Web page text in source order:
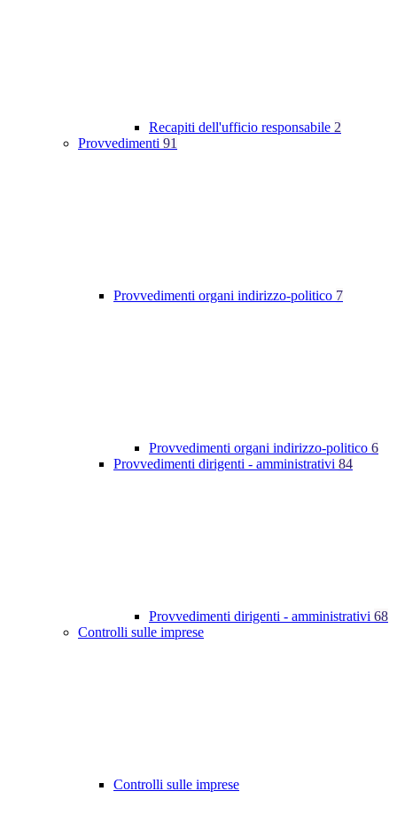
Recapiti dell'ufficio responsabile 2
Provvedimenti 91
Provvedimenti organi indirizzo-politico 7
Provvedimenti organi indirizzo-politico 6
Provvedimenti dirigenti - amministrativi 84
Provvedimenti dirigenti - amministrativi 68
Controlli sulle imprese
Controlli sulle imprese